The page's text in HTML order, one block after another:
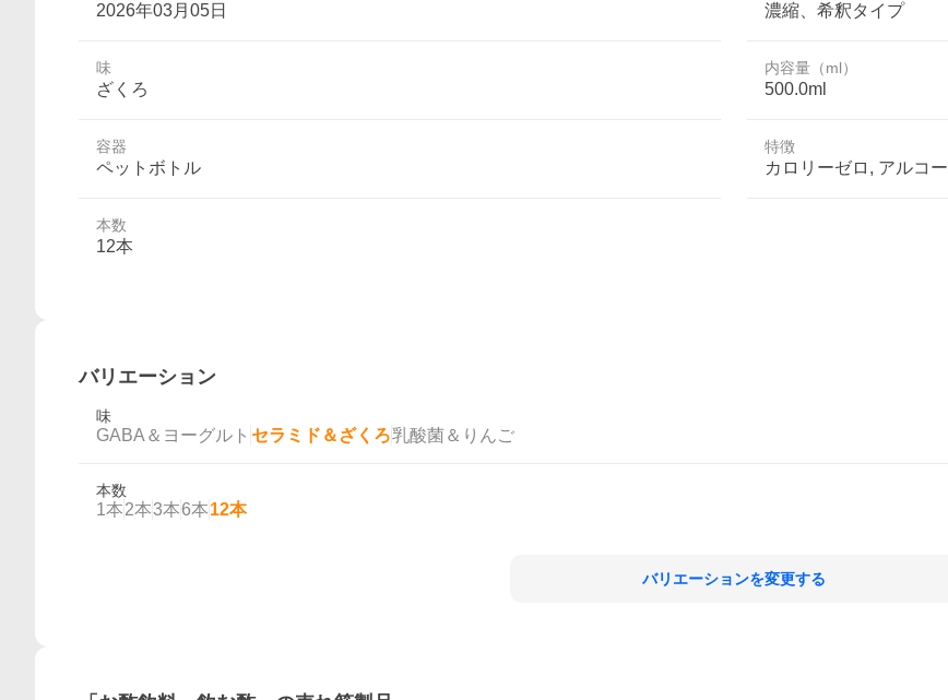
2026年03月05日 濃縮、希釈タイプ
味
ざくろ
内容量（ml）
500.0ml
容器
ペットボトル
特徴
カロリーゼロ, アルコ
本数
12本
バリエーション
味
GABA＆ヨーグルト セラミド＆ざくろ乳酸菌＆りんご
本数
1本2本3本6本12本
バリエーションを変更する